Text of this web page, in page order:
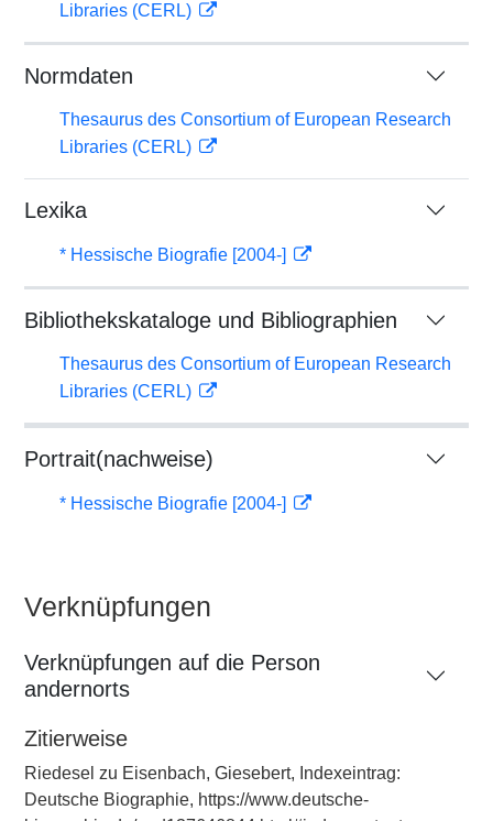
Libraries (CERL)
Normdaten
Thesaurus des Consortium of European Research
Libraries (CERL)
Lexika
* Hessische Biografie [2004-]
Bibliothekskataloge und Bibliographien
Thesaurus des Consortium of European Research
Libraries (CERL)
Portrait(nachweise)
* Hessische Biografie [2004-]
Verknüpfungen
Verknüpfungen auf die Person
andernorts
Zitierweise
Riedesel zu Eisenbach, Giesebert, Indexeintrag:
Deutsche Biographie, https://www.deutsche-